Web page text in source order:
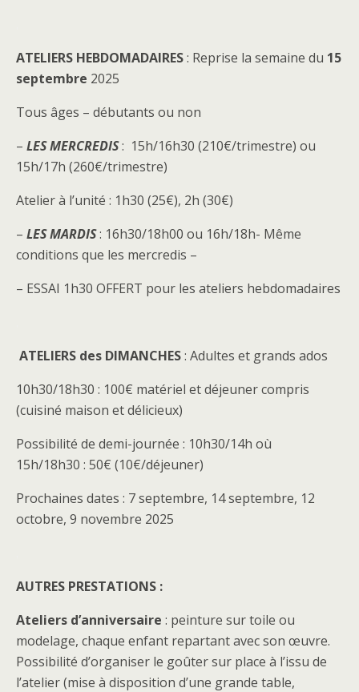
ATELIERS HEBDOMADAIRES: Reprise la semaine du 15
septembre 2025
Tous âges – débutants ou non
– LES MERCREDIS: 15h/16h30 (210€/trimestre) ou
15h/17h (260€/trimestre)
Atelier à l’unité : 1h30 (25€), 2h (30€)
– LES MARDIS: 16h30/18h00 ou 16h/18h- Même
conditions que les mercredis –
– ESSAI 1h30 OFFERT pour les ateliers hebdomadaires
ATELIERS des DIMANCHES: Adultes et grands ados
10h30/18h30 : 100€ matériel et déjeuner compris
(cuisiné maison et délicieux)
Possibilité de demi-journée : 10h30/14h où
15h/18h30 : 50€ (10€/déjeuner)
Prochaines dates : 7 septembre, 14 septembre, 12
octobre, 9 novembre 2025
AUTRES PRESTATIONS :
Ateliers d’anniversaire : peinture sur toile ou
modelage, chaque enfant repartant avec son œuvre.
Possibilité d’organiser le goûter sur place à l’issu de
l’atelier (mise à disposition d’une grande table,